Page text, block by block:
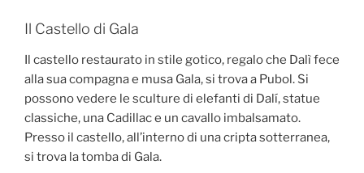
Il Castello di Gala
Il castello restaurato in stile gotico, regalo che Dalì fece
alla sua compagna e musa Gala, si trova a Pubol. Si
possono vedere le sculture di elefanti di Dalí, statue
classiche, una Cadillac e un cavallo imbalsamato.
Presso il castello, all’interno di una cripta sotterranea,
si trova la tomba di Gala.